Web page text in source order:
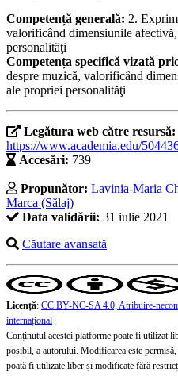
Competență generală: 2.
valorificând dimensiunile
personalităţi
Competența specifică vizată
despre muzică, valorificând
ale propriei personalităţi
Legătura web către resursă:
https://www.academia.edu/
Accesări: 739
Propunător: Lavinia-Maria
Marca (Sălaj)
Data validării: 31 iulie 2021
Căutare avansată
Licență: CC BY-NC-SA 4.0, Atribuire-
internațional
Conținutul acestei platforme poate fi utilizat
posibil, a autorului. Modificarea este
poată fi utilizate liber și modificate fără